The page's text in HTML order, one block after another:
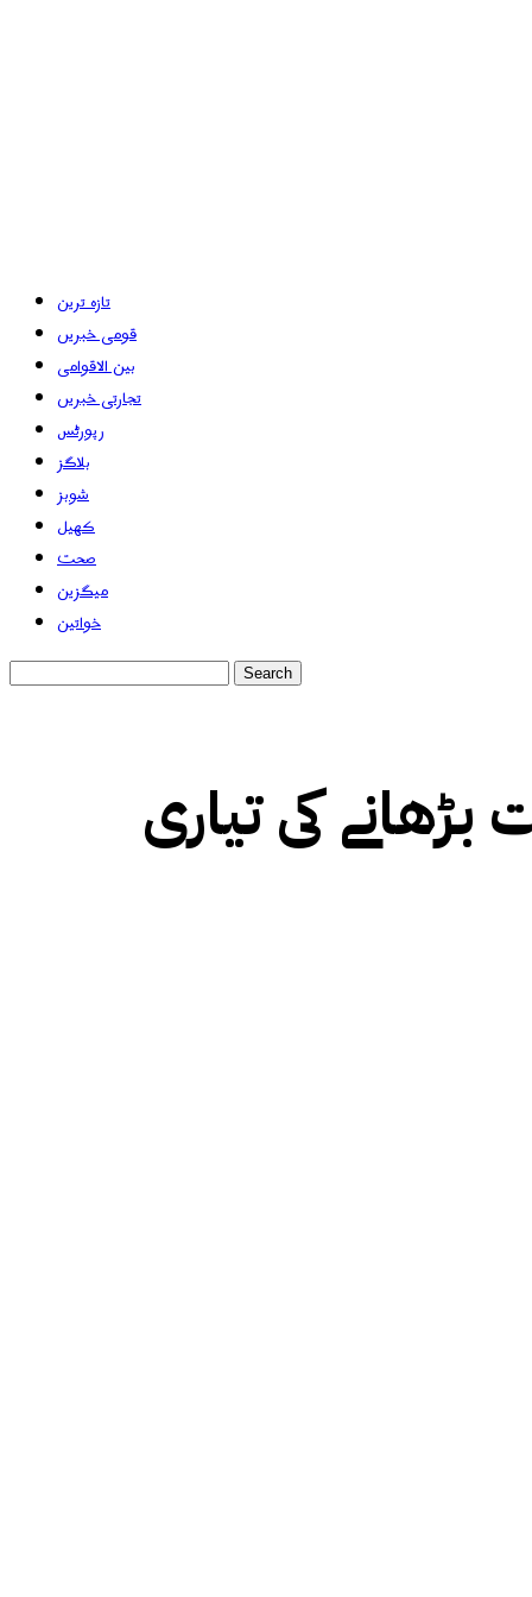
تازہ ترین
قومی خبریں
بین الاقوامی
تجارتی خبریں
رپورٹس
بلاگز
شوبز
کھیل
صحت
میگزین
خواتین
بڑھانے کی تیاری